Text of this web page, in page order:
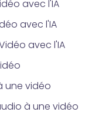
avec l'IA
avec l'IA
avec l'IA
une vidéo
à une vidéo